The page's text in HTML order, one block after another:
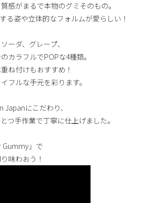
感がまるで本物のグミそのもの。
る姿や立体的なフォルムが愛らしい！
ーダ、グレープ、
カラフルでPOPな4種類。
ね付けもおすすめ！
フルな手元を彩ります。
Japanにこだわり、
つ手作業で丁寧に仕上げました。
Gummy」で
味わおう！